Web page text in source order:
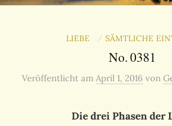
LIEBE / SÄMTLICHE
No. 0381
Veröffentlicht am April 1, 2016 von
Die drei Phasen der